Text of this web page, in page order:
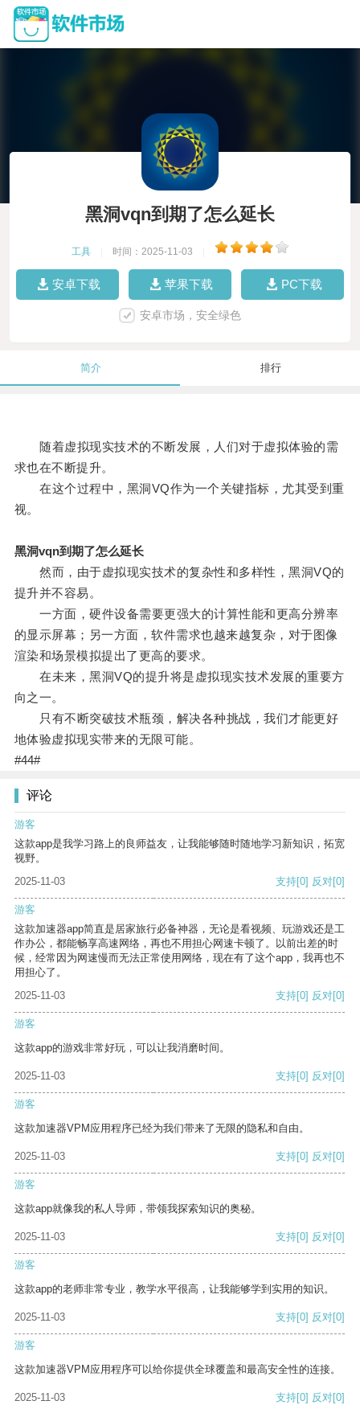
黑洞vqn到期了怎么延长
工具 时间：2025-11-03
安卓下载 苹果下载 PC下载
安卓市场，安全绿色
简介 排行
随着虚拟现实技术的不断发展，人们对于虚拟体验的需
求也在不断提升。
在这个过程中，黑洞VQ作为一个关键指标，尤其受到重
视。
黑洞vqn到期了怎么延长
然而，由于虚拟现实技术的复杂性和多样性，黑洞VQ的
提升并不容易。
一方面，硬件设备需要更强大的计算性能和更高分辨率
的显示屏幕；另一方面，软件需求也越来越复杂，对于图像
渲染和场景模拟提出了更高的要求。
在未来，黑洞VQ的提升将是虚拟现实技术发展的重要方
向之一。
只有不断突破技术瓶颈，解决各种挑战，我们才能更好
地体验虚拟现实带来的无限可能。
#44#
评论
游客
这款app是我学习路上的良师益友，让我能够随时随地学习新知识，拓宽
视野。
2025-11-03
支持[0] 反对[0]
游客
这款加速器app简直是居家旅行必备神器，无论是看视频、玩游戏还是工
作办公，都能畅享高速网络，再也不用担心网速卡顿了。以前出差的时
候，经常因为网速慢而无法正常使用网络，现在有了这个app，我再也不
用担心了。
2025-11-03
支持[0] 反对[0]
游客
这款app的游戏非常好玩，可以让我消磨时间。
2025-11-03 支持[0] 反对[0]
游客
这款加速器VPM应用程序已经为我们带来了无限的隐私和自由。
2025-11-03 支持[0] 反对[0]
游客
这款app就像我的私人导师，带领我探索知识的奥秘。
2025-11-03 支持[0] 反对[0]
游客
这款app的老师非常专业，教学水平很高，让我能够学到实用的知识。
2025-11-03 支持[0] 反对[0]
游客
这款加速器VPM应用程序可以给你提供全球覆盖和最高安全性的连接。
2025-11-03 支持[0] 反对[0]